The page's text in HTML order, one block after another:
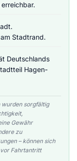
Stadtrand.
Deutschlands
Hagen-
sorgfältig
Gewähr
zu
– können sich
Fahrtantritt